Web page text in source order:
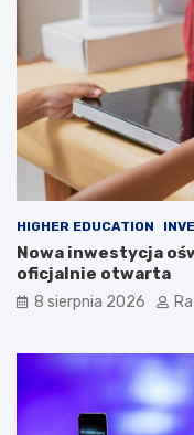
HIGHER EDUCATION
Nowa inwestycja
oficjalnie otwarta
8 sierpnia 2026